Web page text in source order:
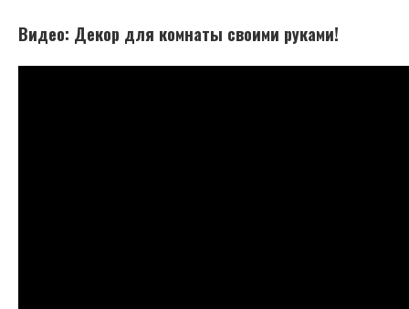
Видео: Декор для комнаты своими руками!